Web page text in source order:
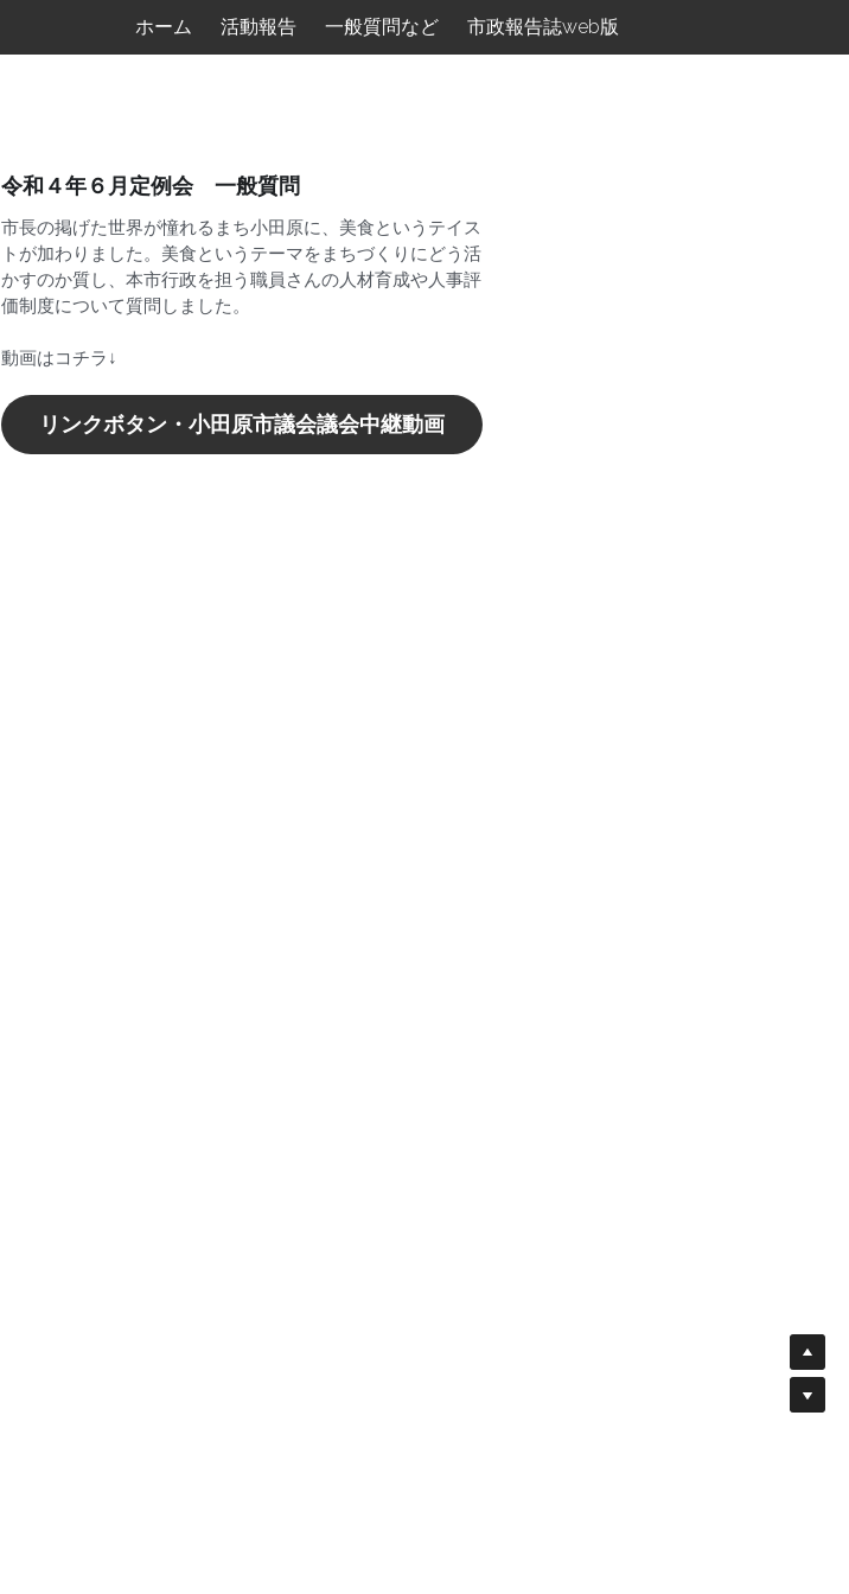
ホーム 活動報告 一般質問など 市政報告誌web版
令和４年６月定例会 一般質問
市長の掲げた世界が憧れるまち小田原に、美食というテイス
トが加わりました。美食というテーマをまちづくりにどう活
かすのか質し、本市行政を担う職員さんの人材育成や人事評
価制度について質問しました。
動画はコチラ↓
リンクボタン・小田原市議会議会中継動画